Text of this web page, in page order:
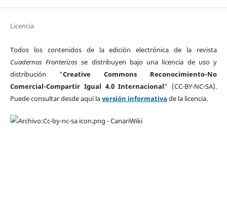
Licencia
Todos los contenidos de la edición electrónica de la revista
Cuadernos Fronterizos se distribuyen bajo una licencia de uso y
distribución “Creative Commons Reconocimiento-No
Comercial-Compartir Igual 4.0 Internacional” (CC-BY-NC-SA).
Puede consultar desde aquí laversión informativa de la licencia.